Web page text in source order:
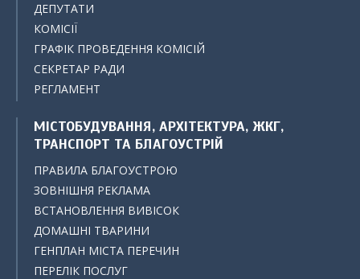
ДЕПУТАТИ
КОМІСІЇ
ГРАФІК ПРОВЕДЕННЯ КОМІСІЙ
СЕКРЕТАР РАДИ
РЕГЛАМЕНТ
МІСТОБУДУВАННЯ, АРХІТЕКТУРА, ЖКГ,
ТРАНСПОРТ ТА БЛАГОУСТРІЙ
ПРАВИЛА БЛАГОУСТРОЮ
ЗОВНІШНЯ РЕКЛАМА
ВСТАНОВЛЕННЯ ВИВІСОК
ДОМАШНІ ТВАРИНИ
ГЕНПЛАН МІСТА ПЕРЕЧИН
ПЕРЕЛІК ПОСЛУГ